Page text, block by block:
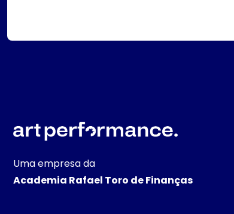
Uma empresa da
Academia Rafael Toro de Finanças